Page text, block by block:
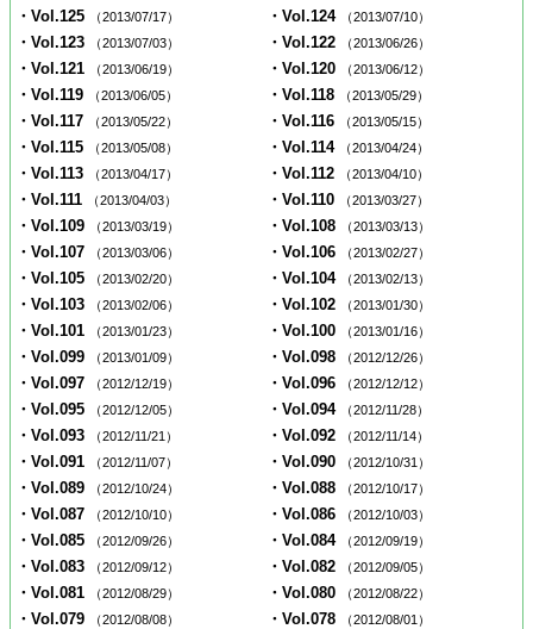
・Vol.125 （2013/07/17） ・Vol.124 （2013/07/10）
・Vol.123 （2013/07/03） ・Vol.122 （2013/06/26）
・Vol.121 （2013/06/19） ・Vol.120 （2013/06/12）
・Vol.119 （2013/06/05） ・Vol.118 （2013/05/29）
・Vol.117 （2013/05/22） ・Vol.116 （2013/05/15）
・Vol.115 （2013/05/08） ・Vol.114 （2013/04/24）
・Vol.113 （2013/04/17） ・Vol.112 （2013/04/10）
・Vol.111 （2013/04/03） ・Vol.110 （2013/03/27）
・Vol.109 （2013/03/19） ・Vol.108 （2013/03/13）
・Vol.107 （2013/03/06） ・Vol.106 （2013/02/27）
・Vol.105 （2013/02/20） ・Vol.104 （2013/02/13）
・Vol.103 （2013/02/06） ・Vol.102 （2013/01/30）
・Vol.101 （2013/01/23） ・Vol.100 （2013/01/16）
・Vol.099 （2013/01/09） ・Vol.098 （2012/12/26）
・Vol.097 （2012/12/19） ・Vol.096 （2012/12/12）
・Vol.095 （2012/12/05） ・Vol.094 （2012/11/28）
・Vol.093 （2012/11/21） ・Vol.092 （2012/11/14）
・Vol.091 （2012/11/07） ・Vol.090 （2012/10/31）
・Vol.089 （2012/10/24） ・Vol.088 （2012/10/17）
・Vol.087 （2012/10/10） ・Vol.086 （2012/10/03）
・Vol.085 （2012/09/26） ・Vol.084 （2012/09/19）
・Vol.083 （2012/09/12） ・Vol.082 （2012/09/05）
・Vol.081 （2012/08/29） ・Vol.080 （2012/08/22）
・Vol.079 （2012/08/08） ・Vol.078 （2012/08/01）